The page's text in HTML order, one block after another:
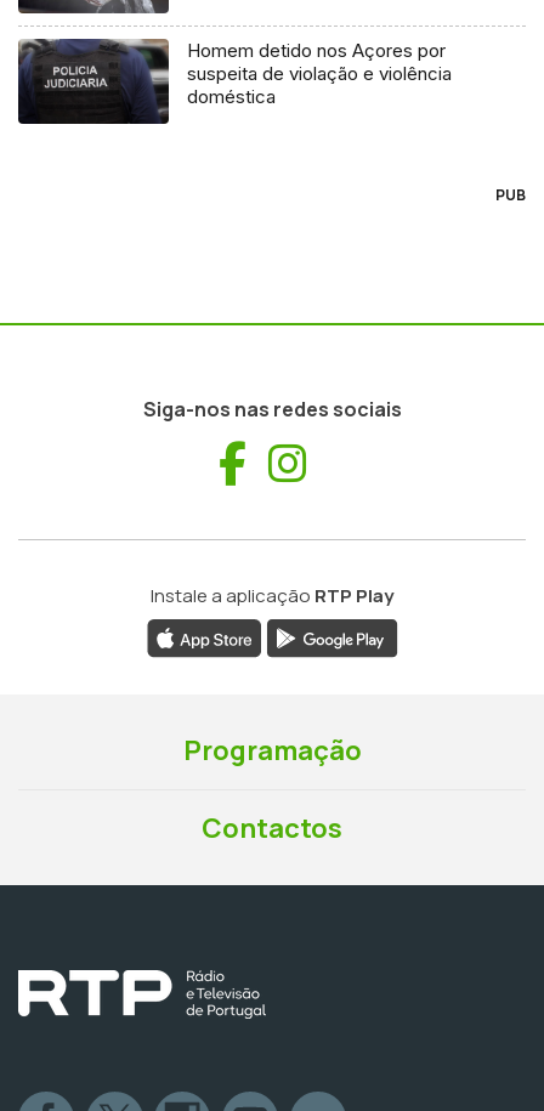
Homem detido nos Açores por
suspeita de violação e violência
doméstica
PUB
Siga-nos nas redes sociais
Facebook
Instale a aplicação RTP Play
Programação
Contactos